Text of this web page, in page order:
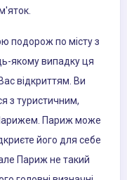
подорож по місту з
якому випадку ця
відкриттям. Ви
з туристичним,
Париж може
його для себе
Париж не такий